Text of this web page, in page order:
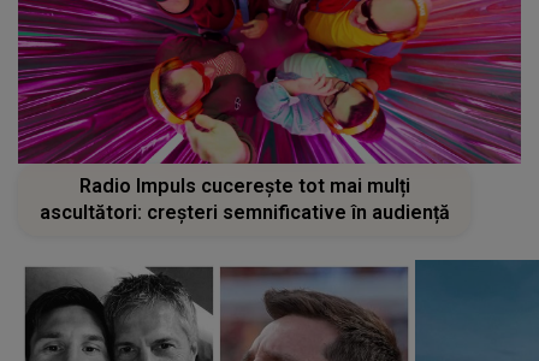
Radio Impuls cucerește tot mai mulți
ascultători: creșteri semnificative în audiență